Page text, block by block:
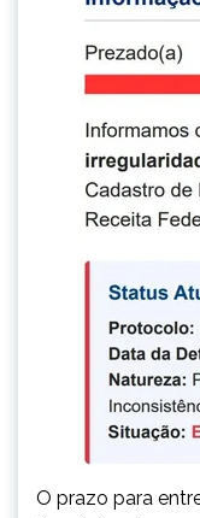
O prazo para